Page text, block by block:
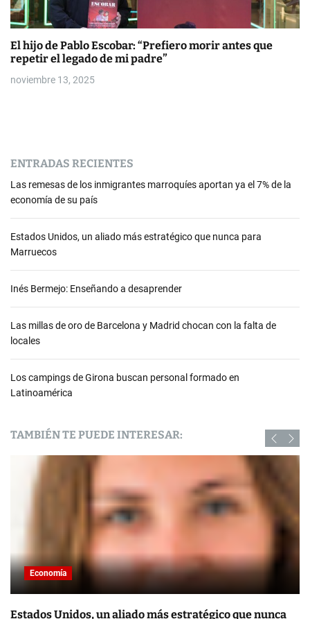
El hijo de Pablo Escobar: “Prefiero morir antes que
repetir el legado de mi padre”
noviembre 13, 2025
ENTRADAS RECIENTES
Las remesas de los inmigrantes marroquíes aportan ya el 7% de la
economía de su país
Estados Unidos, un aliado más estratégico que nunca para
Marruecos
Inés Bermejo: Enseñando a desaprender
Las millas de oro de Barcelona y Madrid chocan con la falta de
locales
Los campings de Girona buscan personal formado en
Latinoamérica
TAMBIÉN TE PUEDE INTERESAR:
Economía
Estados Unidos, un aliado más estratégico que nunca